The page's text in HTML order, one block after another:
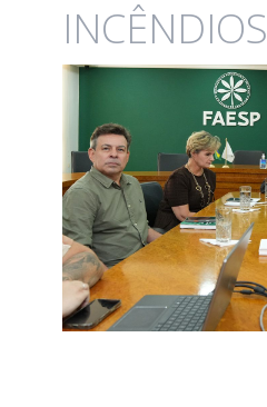
INCÊNDIOS